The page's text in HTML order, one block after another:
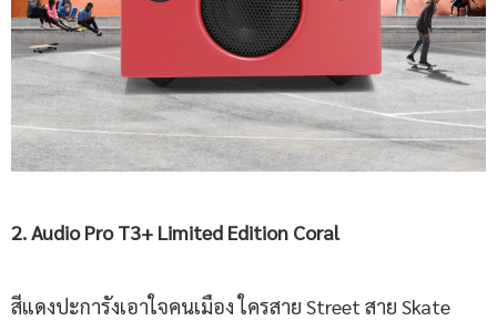
2. Audio Pro T3+ Limited Edition Coral
สีแดงปะการังเอาใจคนเมือง ใครสาย Street สาย Skate